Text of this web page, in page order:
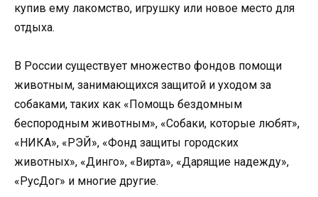
купив ему лакомство, игрушку или новое место для
отдыха.
В России существует множество фондов помощи
животным, занимающихся защитой и уходом за
собаками, таких как «Помощь бездомным
беспородным животным», «Собаки, которые любят»,
«НИКА», «РЭЙ», «Фонд защиты городских
животных», «Динго», «Вирта», «Дарящие надежду»,
«РусДог» и многие другие.